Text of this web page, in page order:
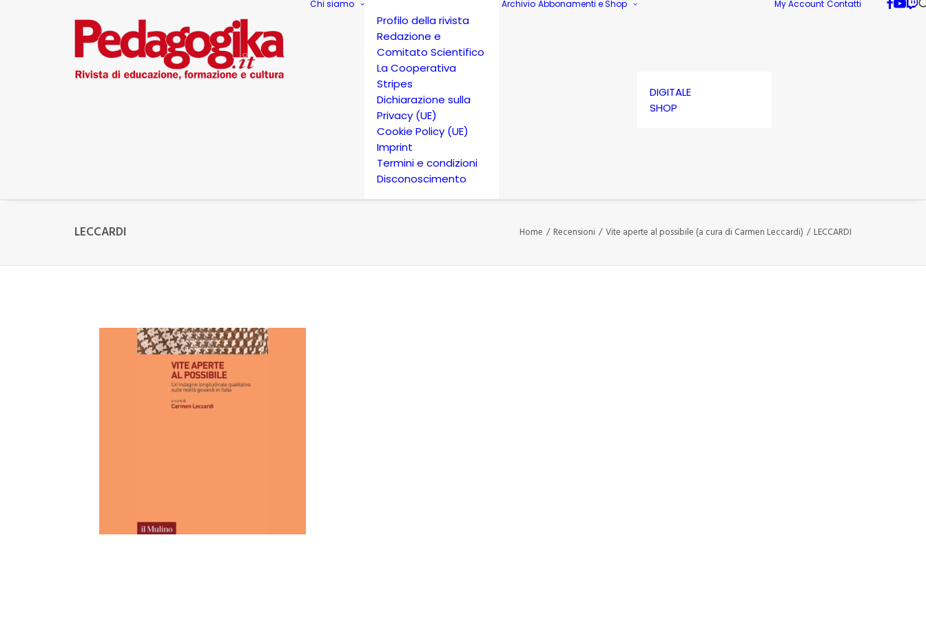
Chi siamo
Profilo della rivista
Redazione e
Comitato Scientifico
La Cooperativa
Stripes
Dichiarazione sulla
Privacy (UE)
Cookie Policy (UE)
Imprint
Termini e condizioni
Disconoscimento
Archivio Abbonamenti e Shop
DIGITALE
SHOP
My Account Contatti
LECCARDI Home Recensioni Vite aperte al possibile (a cura di Carmen Leccardi) LECCARDI